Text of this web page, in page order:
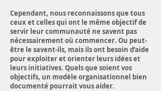
Cependant, nous reconnaissons que tous
ceux et celles qui ont le même objectif de
servir leur communauté ne savent pas
nécessairement où commencer. Ou peut-
être le savent-ils, mais ils ont besoin d’aide
pour exploiter et orienter leurs idées et
leurs initiatives. Quels que soient vos
objectifs, un modèle organisationnel bien
documenté pourrait vous aider.